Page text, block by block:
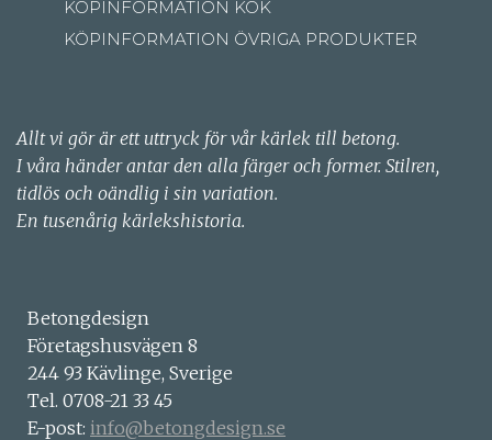
KÖPINFORMATION KÖK
KÖPINFORMATION ÖVRIGA PRODUKTER
Allt vi gör är ett uttryck för vår kärlek till betong.
I våra händer antar den alla färger och former. Stilren,
tidlös och oändlig i sin variation.
En tusenårig kärlekshistoria.
Betongdesign
Företagshusvägen 8
244 93 Kävlinge, Sverige
Tel. 0708-21 33 45
E-post: info@betongdesign.se